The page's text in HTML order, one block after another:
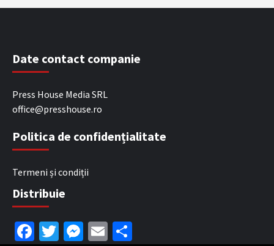
Date contact companie
Press House Media SRL
office@presshouse.ro
Politica de confidențialitate
Termeni și condiții
Distribuie
Facebook
Twitter
Messenger
Email